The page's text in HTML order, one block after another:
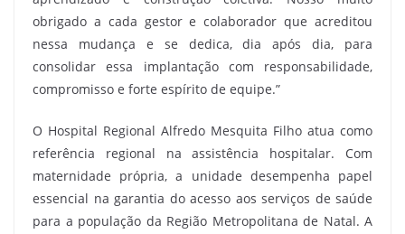
obrigado a cada gestor e colaborador que acreditou
nessa mudança e se dedica, dia após dia, para
consolidar essa implantação com responsabilidade,
compromisso e forte espírito de equipe.”
O Hospital Regional Alfredo Mesquita Filho atua como
referência regional na assistência hospitalar. Com
maternidade própria, a unidade desempenha papel
essencial na garantia do acesso aos serviços de saúde
para a população da Região Metropolitana de Natal. A